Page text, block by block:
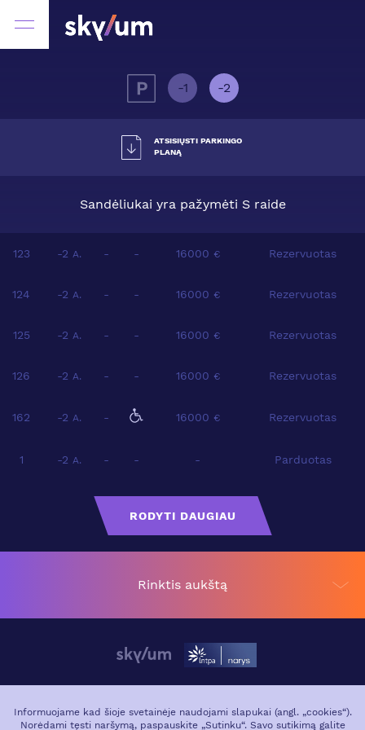
-1 -2
ATSISIŲSTI PARKINGO
PLANĄ
Sandėliukai yra pažymėti S raide
123 -2 A. - - 16000 € Rezervuotas
124 -2 A. - - 16000 € Rezervuotas
125 -2 A. - - 16000 € Rezervuotas
126 -2 A. - - 16000 € Rezervuotas
162 -2 A. - 16000 € Rezervuotas
1 -2 A. - - - Parduotas
RODYTI DAUGIAU
Rinktis aukštą
VIETA MIESTE
GALERIJA
Informuojame kad šioje svetainėje naudojami slapukai (angl. „cookies“).
Norėdami tęsti naršymą, paspauskite „Sutinku“. Savo sutikimą galite